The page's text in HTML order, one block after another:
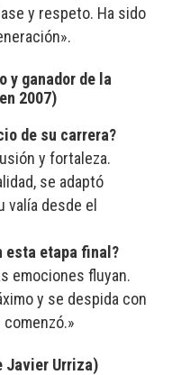
y respeto. Ha sido
y ganador de la
2007)
de su carrera?
y fortaleza.
se adaptó
valía desde el
esta etapa final?
emociones fluyan.
y se despida con
Javier Urriza)